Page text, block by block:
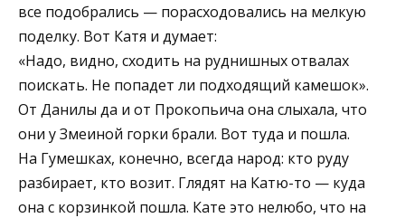
все подобрались — порасходовались на мелкую
поделку. Вот Катя и думает:
«Надо, видно, сходить на руднишных отвалах
поискать. Не попадет ли подходящий камешок».
От Данилы да и от Прокопьича она слыхала, что
они у Змеиной горки брали. Вот туда и пошла.
На Гумешках, конечно, всегда народ: кто руду
разбирает, кто возит. Глядят на Катю-то — куда
она с корзинкой пошла. Кате это нелюбо, что на